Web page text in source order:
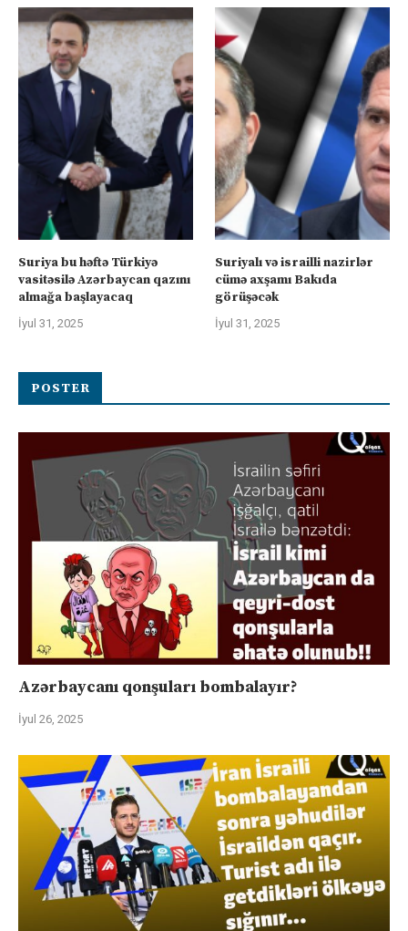
Suriya bu həftə Türkiyə
vasitəsilə Azərbaycan qazını
almağa başlayacaq
İyul 31, 2025
Suriyalı və israilli nazirlər
cümə axşamı Bakıda
görüşəcək
İyul 31, 2025
POSTER
Azərbaycanı qonşuları bombalayır?
İyul 26, 2025